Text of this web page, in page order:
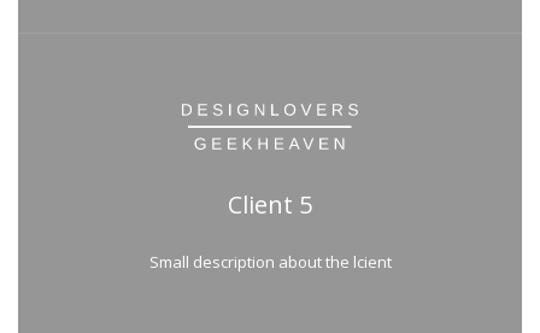
Client 5
Small description about the lcient